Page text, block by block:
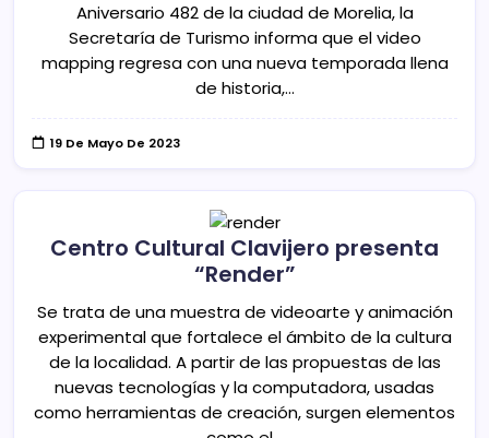
Aniversario 482 de la ciudad de Morelia, la
Secretaría de Turismo informa que el video
mapping regresa con una nueva temporada llena
de historia,…
19 De Mayo De 2023
Centro Cultural Clavijero presenta
“Render”
Se trata de una muestra de videoarte y animación
experimental que fortalece el ámbito de la cultura
de la localidad. A partir de las propuestas de las
nuevas tecnologías y la computadora, usadas
como herramientas de creación, surgen elementos